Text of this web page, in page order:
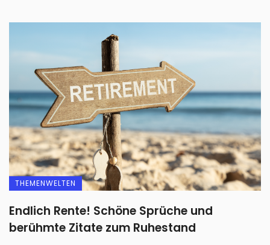
THEMENWELTEN
Endlich Rente! Schöne Sprüche und
berühmte Zitate zum Ruhestand